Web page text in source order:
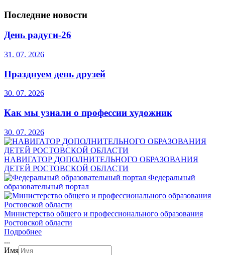
Последние новости
День радуги-26
31. 07. 2026
Празднуем день друзей
30. 07. 2026
Как мы узнали о профессии художник
30. 07. 2026
НАВИГАТОР ДОПОЛНИТЕЛЬНОГО ОБРАЗОВАНИЯ
ДЕТЕЙ РОСТОВСКОЙ ОБЛАСТИ
Федеральный
образовательный портал
Министерство общего и профессионального образования
Ростовской области
Подробнее
...
Имя